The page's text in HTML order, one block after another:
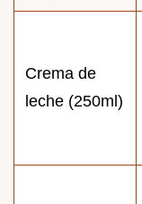
Crema de
leche (250ml)